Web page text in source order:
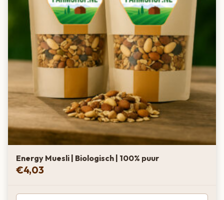
Energy Muesli | Biologisch | 100% puur
€4,03